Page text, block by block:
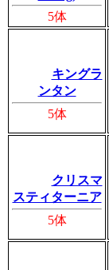
5体
キングラ
ンタン
5体
クリスマ
スティターニア
5体